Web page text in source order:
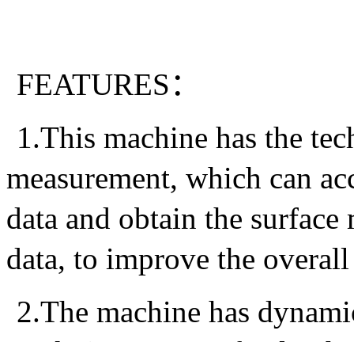
FEATURES：
1.This machine has the
measurement, which can
data and obtain the
data, to improve the overall
2.The machine has